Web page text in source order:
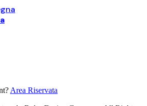
Area Riservata